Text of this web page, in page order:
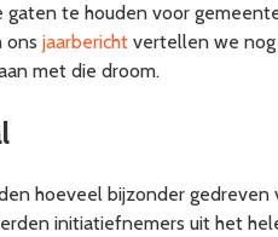
te houden voor
ons jaarbericht vertellen we
met die droom.
hoeveel bijzonder gedreven
initiatiefnemers uit het